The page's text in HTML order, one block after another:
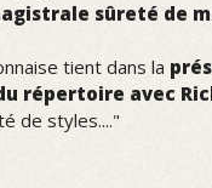
sûreté de
tient dans la
répertoire avec
de styles...."